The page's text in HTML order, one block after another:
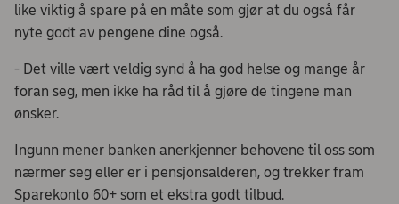
like viktig å spare på en måte som gjør at du også får
nyte godt av pengene dine også.
- Det ville vært veldig synd å ha god helse og mange år
foran seg, men ikke ha råd til å gjøre de tingene man
ønsker.
Ingunn mener banken anerkjenner behovene til oss som
nærmer seg eller er i pensjonsalderen, og trekker fram
Sparekonto 60+ som et ekstra godt tilbud.